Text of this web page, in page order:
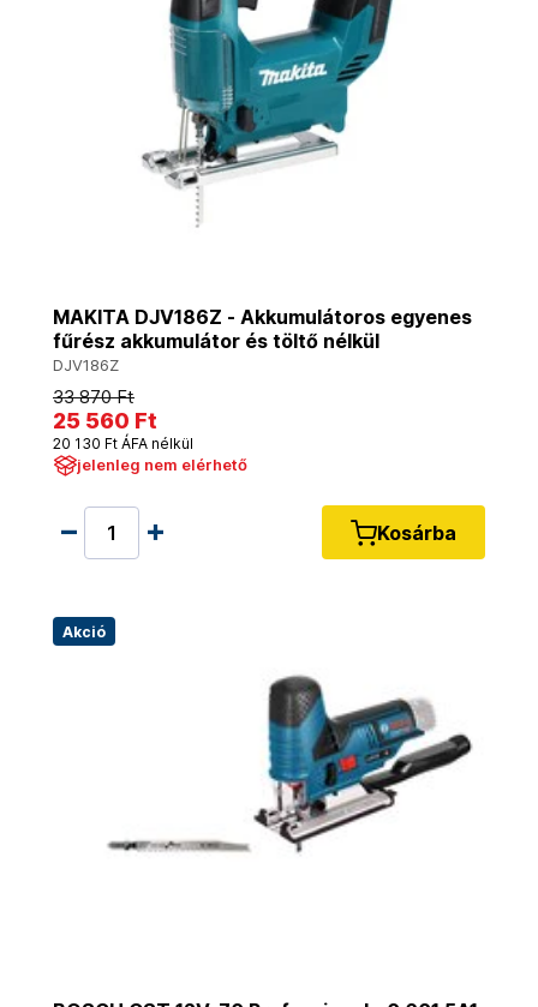
MAKITA DJV186Z - Akkumulátoros egyenes
fűrész akkumulátor és töltő nélkül
DJV186Z
33 870 Ft
25 560 Ft
20 130 Ft ÁFA nélkül
jelenleg nem elérhető
Kosárba
Akció